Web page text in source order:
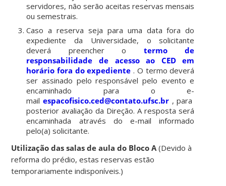
servidores, não serão aceitas reservas mensais
ou semestrais.
Caso a reserva seja para uma data fora do
expediente da Universidade, o solicitante
deverá preencher o termo de
responsabilidade de acesso ao CED em
horário fora do expediente . O termo deverá
ser assinado pelo responsável pelo evento e
encaminhado para o e-
mailespacofisico.ced@contato.ufsc.br , para
posterior avaliação da Direção. A resposta será
encaminhada através do e-mail informado
pelo(a) solicitante.
Utilização das salas de aula do Bloco A (Devido à
reforma do prédio, estas reservas estão
temporariamente indisponíveis.)